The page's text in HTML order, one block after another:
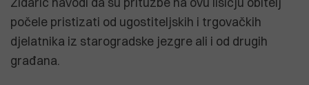
počele pristizati od ugostiteljskih i trgovačkih
djelatnika iz starogradske jezgre ali i od drugih
građana.